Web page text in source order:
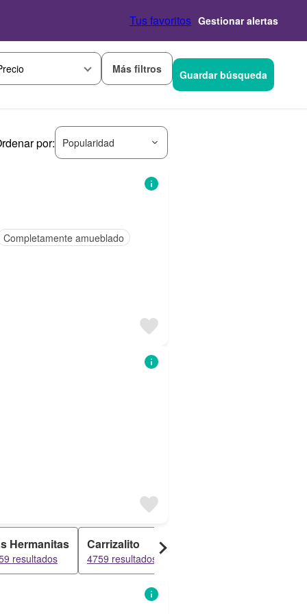
Tus favoritos Gestionar alertas
Más filtros Guardar búsqueda
por: Popularidad
Completamente amueblado
Hermanitas
resultados
Carrizalito
4759 resultados